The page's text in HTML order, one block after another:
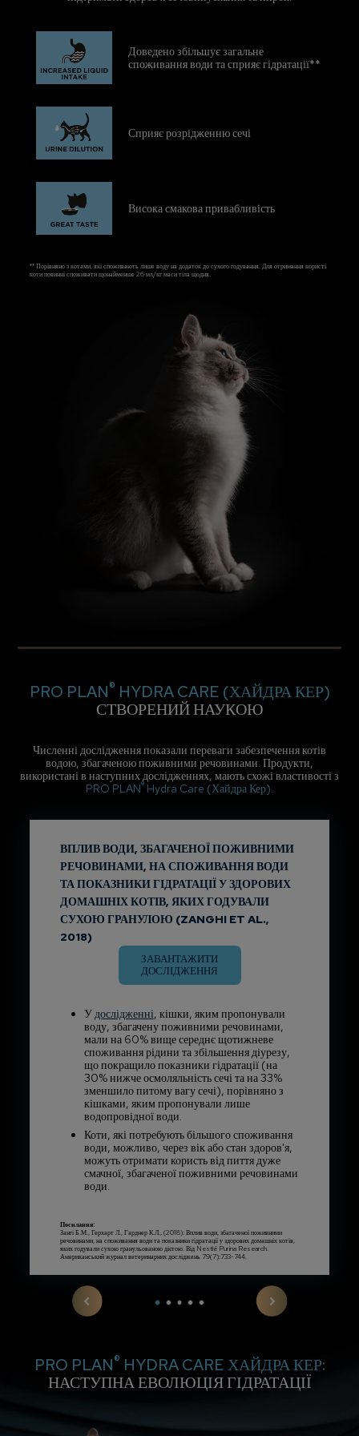
Доведено збільшує загальне
споживання води та сприяє гідратації**
Сприяє розрідженню сечі
Висока смакова привабливість
** Порівняно з котами, які споживають лише воду на додаток до сухого годування. Для отримання користі
коти повинні споживати щонайменше 26 мл/кг маси тіла щодня.
PRO PLAN® HYDRA CARE (ХАЙДРА КЕР)
СТВОРЕНИЙ НАУКОЮ
Численні дослідження показали переваги забезпечення котів
водою, збагаченою поживними речовинами. Продукти,
використані в наступних дослідженнях, мають схожі властивості з
PRO PLAN® Hydra Care (Хайдра Кер)
ВПЛИВ ВОДИ, ЗБАГАЧЕНОЇ ПОЖИВНИМИ
РЕЧОВИНАМИ, НА СПОЖИВАННЯ ВОДИ
ТА ПОКАЗНИКИ ГІДРАТАЦІЇ У ЗДОРОВИХ
ДОМАШНІХ КОТІВ, ЯКИХ ГОДУВАЛИ
СУХОЮ ГРАНУЛОЮ (ZANGHI ET AL.,
2018)
ЗАВАНТАЖИТИ
ДОСЛІДЖЕННЯ
Удослідженні, кішки, яким пропонували
воду, збагачену поживними речовинами,
мали на 60% вище середнє щотижневе
споживання рідини та збільшення діурезу,
що покращило показники гідратації (на
30% нижче осмоляльність сечі та на 33%
зменшило питому вагу сечі), порівняно з
кішками, яким пропонували лише
водопровідної води.
Коти, які потребують більшого споживання
води, можливо, через вік або стан здоров'я,
можуть отримати користь від пиття дуже
смачної, збагаченої поживними речовинами
води.
Посилання:
Зангі Б.М., Герхарт Л., Гарднер К.Л., (2018): Вплив води, збагаченої поживними
речовинами, на споживання води та показники гідратації у здорових домашніх котів,
яких годували сухою гранульованою дієтою. Від Nestlé Purina Research.
Американський журнал ветеринарних досліджень 79(7):733-744.
PRO PLAN® HYDRA CARE ХАЙДРА КЕР:
НАСТУПНА ЕВОЛЮЦІЯ ГІДРАТАЦІЇ